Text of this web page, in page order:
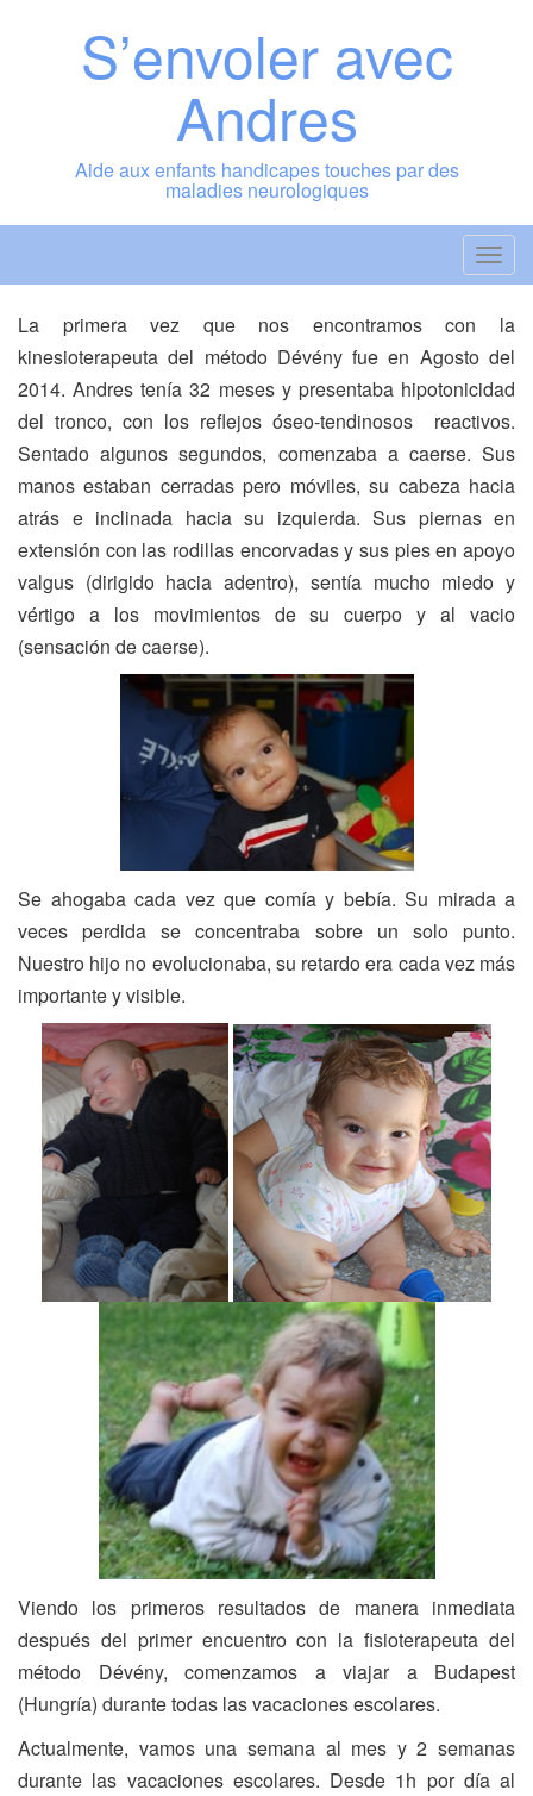
S’envoler avec
Andres
Aide aux enfants handicapes touches par des
maladies neurologiques
A
l
e
r
r
l
a
n
a
v
La primera vez que nos encontramos con la
kinesioterapeuta del método Dévény fue en Agosto del
2014. Andres tenía 32 meses y presentaba hipotonicidad
del tronco, con los reflejos óseo-tendinosos reactivos.
Sentado algunos segundos, comenzaba a caerse. Sus
manos estaban cerradas pero móviles, su cabeza hacia
atrás e inclinada hacia su izquierda. Sus piernas en
extensión con las rodillas encorvadas y sus pies en apoyo
valgus (dirigido hacia adentro), sentía mucho miedo y
vértigo a los movimientos de su cuerpo y al vacio
(sensación de caerse).
Se ahogaba cada vez que comía y bebía. Su mirada a
veces perdida se concentraba sobre un solo punto.
Nuestro hijo no evolucionaba, su retardo era cada vez más
importante y visible.
Viendo los primeros resultados de manera inmediata
después del primer encuentro con la fisioterapeuta del
método Dévény, comenzamos a viajar a Budapest
(Hungría) durante todas las vacaciones escolares.
Actualmente, vamos una semana al mes y 2 semanas
durante las vacaciones escolares. Desde 1h por día al